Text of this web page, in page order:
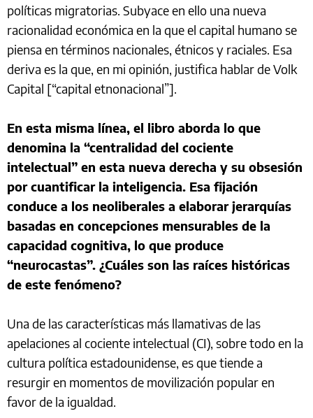
políticas migratorias. Subyace en ello una nueva
racionalidad económica en la que el capital humano se
piensa en términos nacionales, étnicos y raciales. Esa
deriva es la que, en mi opinión, justifica hablar de Volk
Capital [“capital etnonacional”].
En esta misma línea, el libro aborda lo que
denomina la “centralidad del cociente
intelectual” en esta nueva derecha y su obsesión
por cuantificar la inteligencia. Esa fijación
conduce a los neoliberales a elaborar jerarquías
basadas en concepciones mensurables de la
capacidad cognitiva, lo que produce
“neurocastas”. ¿Cuáles son las raíces históricas
de este fenómeno?
Una de las características más llamativas de las
apelaciones al cociente intelectual (CI), sobre todo en la
cultura política estadounidense, es que tiende a
resurgir en momentos de movilización popular en
favor de la igualdad.